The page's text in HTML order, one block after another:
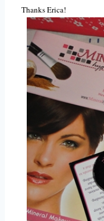
Thanks Erica!